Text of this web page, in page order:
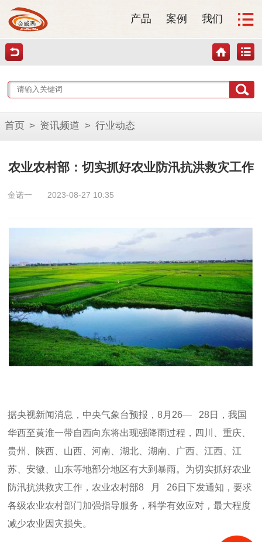
产品 案例 我们
首页 > 资讯频道 > 行业动态
农业农村部：切实抓好农业防汛抗洪救灾工作
金诺一 2023-08-27 10:35
据央视新闻消息，中央气象台预报， 8月 26— 28日，我国
华西至黄淮一带自西向东将出现强降雨过程，四川、重庆、
贵州、陕西、山西、河南、湖北、湖南、广西、江西、江
苏、安徽、山东等地部分地区有大到暴雨。为切实抓好农业
防汛抗洪救灾工作，农业农村部8 月 26 日下发通知，要求
各级农业农村部门加强指导服务，科学有效应对，最大程度
减少农业因灾损失。